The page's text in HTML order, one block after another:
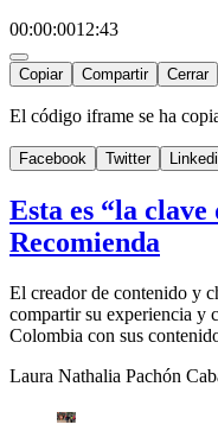
00:00:0012:43
Copiar Compartir Cerrar
El código iframe se ha
Facebook Twitter
Esta es “la
Recomienda
El creador de contenido y
compartir su experiencia y
Colombia con sus
Laura Nathalia Pachón